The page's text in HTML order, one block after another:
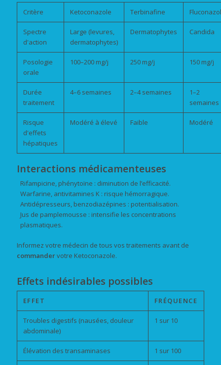
Critère Ketoconazole Terbinafine
Spectre
d'action
Large (levures,
dermatophytes)
Dermatophytes Candida
Posologie
orale
100–200 mg/j 250 mg/j 150 mg/j
Durée
traitement
4–6 semaines 2–4 semaines
1–2
semaines
Risque
d'effets
hépatiques
Modéré à élevé Faible Modéré
Interactions médicamenteuses
Rifampicine, phénytoïne : diminution de l’efficacité.
Warfarine, antivitamines K : risque hémorragique.
Antidépresseurs, benzodiazépines : potentialisation.
Jus de pamplemousse : intensifie les concentrations
plasmatiques.
Informez votre médecin de tous vos traitements avant de
commandervotre Ketoconazole.
Effets indésirables possibles
EFFET FRÉQUENCE
Troubles digestifs (nausées, douleur
abdominale)
1 sur 10
Élévation des transaminases 1 sur 100